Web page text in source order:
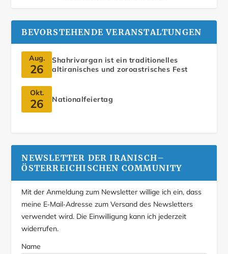
BEVORSTEHENDE VERANSTALTUNGEN
Aug.
26
Shahrivargan ist ein traditionelles
altiranisches und zoroastrisches Fest
Okt.
26 Nationalfeiertag
NEWSLETTER DER IRANISCH–
ÖSTERREICHISCHEN COMMUNITY
Mit der Anmeldung zum Newsletter willige ich ein, dass
meine E‑Mail‑Adresse zum Versand des Newsletters
verwendet wird. Die Einwilligung kann ich jederzeit
widerrufen.
Name